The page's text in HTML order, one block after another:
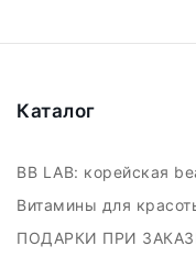
Каталог
BB LAB: корейская
Витамины для
ПОДАРКИ ПРИ